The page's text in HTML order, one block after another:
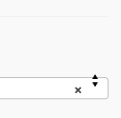
×